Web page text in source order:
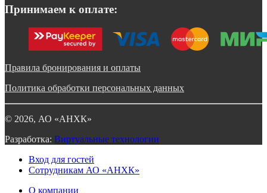
Принимаем к оплате:
Правила бронирования и оплаты
Политика обработки персональных данных
© 2026, АО «АНХК»
Разработка: Виртуальные технологии
Вход для гостей
Сотрудникам АО «АНХК»
О компании